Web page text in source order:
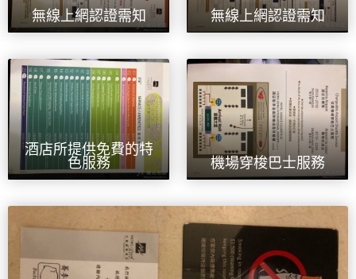
無線上網認證需知 無線上網認證需知
酒店所提供免費的特
色服務
機場穿梭巴士服務